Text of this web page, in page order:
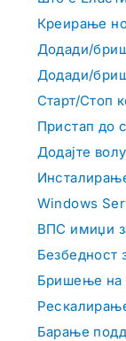
Креирање
Додади/
Додади/
Старт/Стоп
Пристап до
Додајте
Windows
ВПС имиџи
Безбедност
Бришење на
Барање